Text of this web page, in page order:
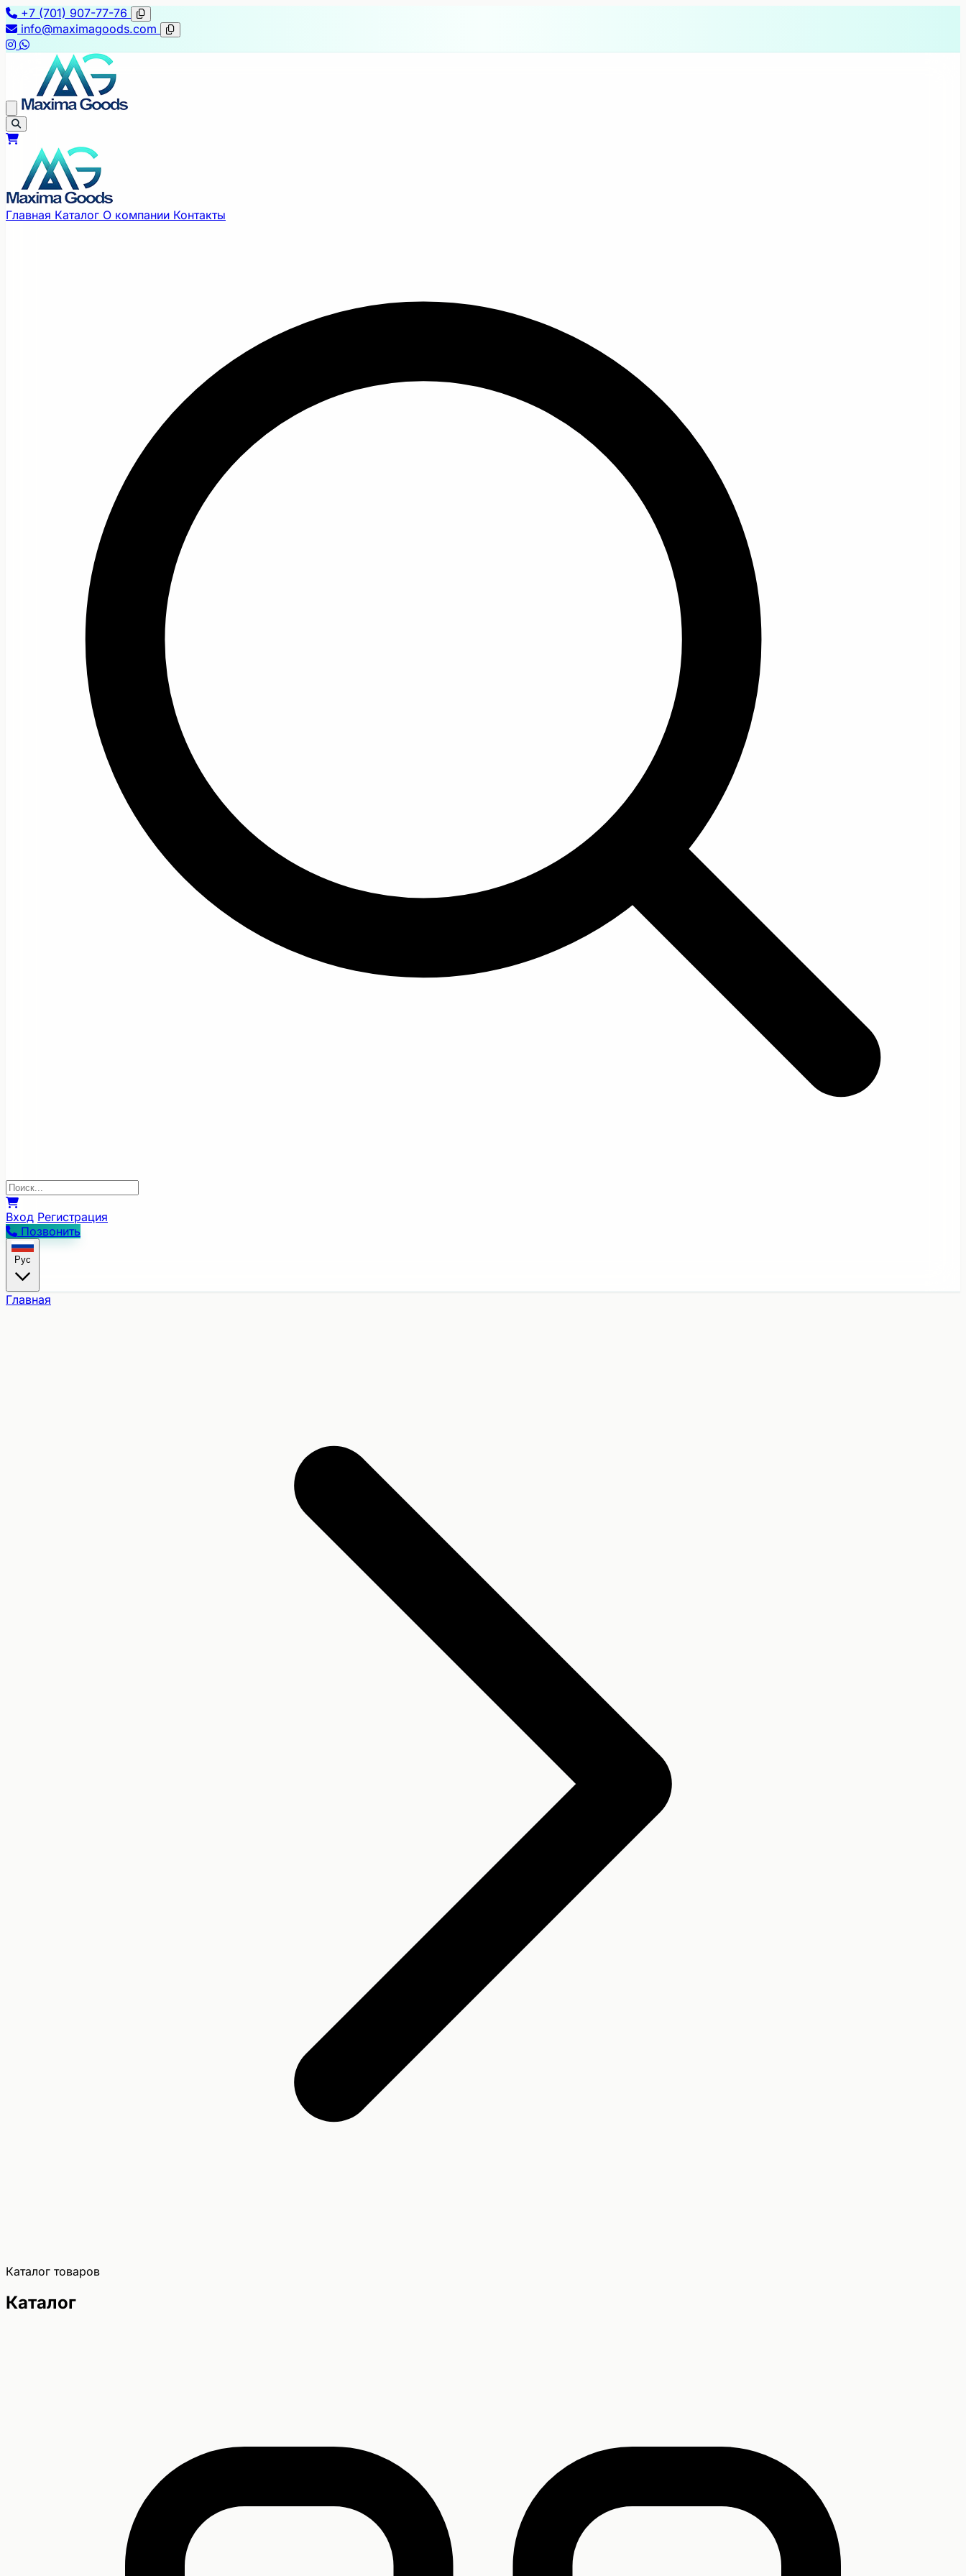
+7 (701) 907-77-76
info@maximagoods.com
Главная Каталог О компании Контакты
Вход Регистрация
Позвонить
Рус
Главная
Каталог товаров
Каталог